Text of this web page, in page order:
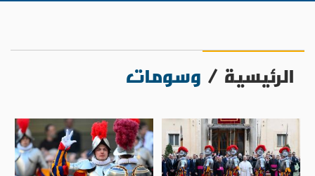
الرئيسية / وسومات